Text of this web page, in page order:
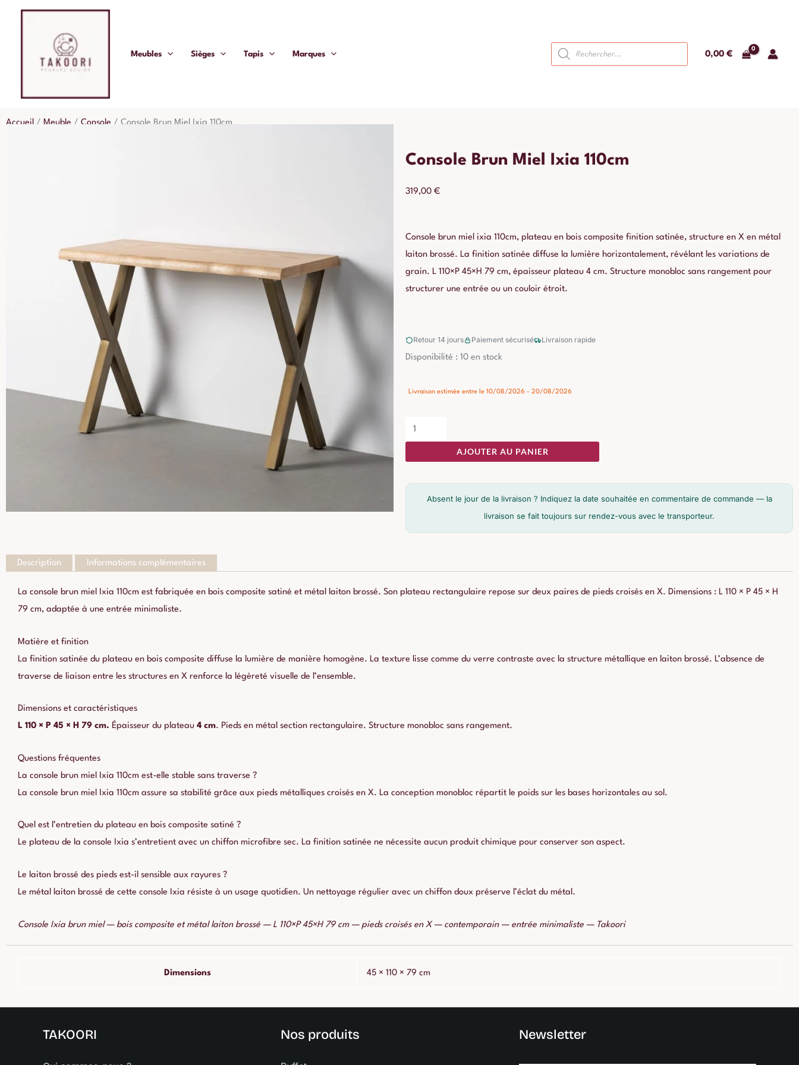
Meubles Sièges Tapis Marques
Recherche
de
produits
0,00 €
Accueil / Meuble / Console / Console Brun Miel Ixia 110cm
Console Brun Miel Ixia 110cm
319,00 €
Console brun miel ixia 110cm, plateau en bois composite finition satinée, structure en X en métal
laiton brossé. La finition satinée diffuse la lumière horizontalement, révélant les variations de
grain. L 110×P 45×H 79 cm, épaisseur plateau 4 cm. Structure monobloc sans rangement pour
structurer une entrée ou un couloir étroit.
Retour 14 jours Paiement sécurisé
Livraison rapide
Disponibilité : 10 en stock
Livraison estimée entre le 10/08/2026 - 20/08/2026
quantité
Console
Miel
Ixia
110cm
AJOUTER AU PANIER
Absent le jour de la livraison ? Indiquez la date souhaitée en commentaire de commande — la
livraison se fait toujours sur rendez-vous avec le transporteur.
Description Informations complémentaires
La console brun miel Ixia 110cm est fabriquée en bois composite satiné et métal laiton brossé. Son plateau rectangulaire repose sur deux paires de pieds croisés en X. Dimensions : L 110 × P 45 × H
79 cm, adaptée à une entrée minimaliste.
Matière et finition
La finition satinée du plateau en bois composite diffuse la lumière de manière homogène. La texture lisse comme du verre contraste avec la structure métallique en laiton brossé. L’absence de
traverse de liaison entre les structures en X renforce la légèreté visuelle de l’ensemble.
Dimensions et caractéristiques
L 110 × P 45 × H 79 cm. Épaisseur du plateau 4 cm. Pieds en métal section rectangulaire. Structure monobloc sans rangement.
Questions fréquentes
La console brun miel Ixia 110cm est-elle stable sans traverse ?
La console brun miel Ixia 110cm assure sa stabilité grâce aux pieds métalliques croisés en X. La conception monobloc répartit le poids sur les bases horizontales au sol.
Quel est l’entretien du plateau en bois composite satiné ?
Le plateau de la console Ixia s’entretient avec un chiffon microfibre sec. La finition satinée ne nécessite aucun produit chimique pour conserver son aspect.
Le laiton brossé des pieds est-il sensible aux rayures ?
Le métal laiton brossé de cette console Ixia résiste à un usage quotidien. Un nettoyage régulier avec un chiffon doux préserve l’éclat du métal.
Console Ixia brun miel — bois composite et métal laiton brossé — L 110×P 45×H 79 cm — pieds croisés en X — contemporain — entrée minimaliste — Takoori
Dimensions 45 × 110 × 79 cm
TAKOORI Nos produits Newsletter